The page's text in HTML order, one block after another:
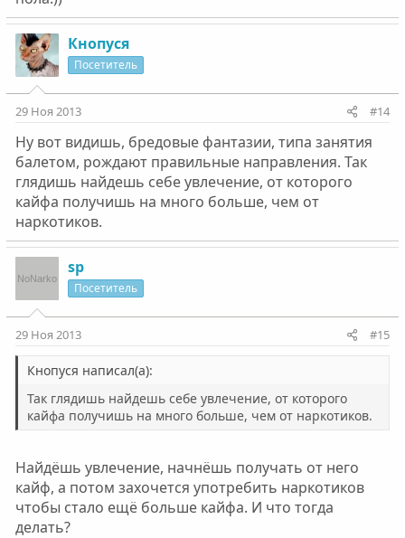
Кнопуся
Посетитель
29 Ноя 2013 #14
Ну вот видишь, бредовые фантазии, типа занятия
балетом, рождают правильные направления. Так
глядишь найдешь себе увлечение, от которого
кайфа получишь на много больше, чем от
наркотиков.
sp
Посетитель
29 Ноя 2013 #15
Кнопуся написал(а):
Так глядишь найдешь себе увлечение, от которого
кайфа получишь на много больше, чем от наркотиков.
Найдёшь увлечение, начнёшь получать от него
кайф, а потом захочется употребить наркотиков
чтобы стало ещё больше кайфа. И что тогда
делать?